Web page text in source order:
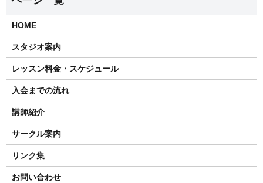
HOME
スタジオ案内
レッスン料金・スケジュール
入会までの流れ
講師紹介
サークル案内
リンク集
お問い合わせ